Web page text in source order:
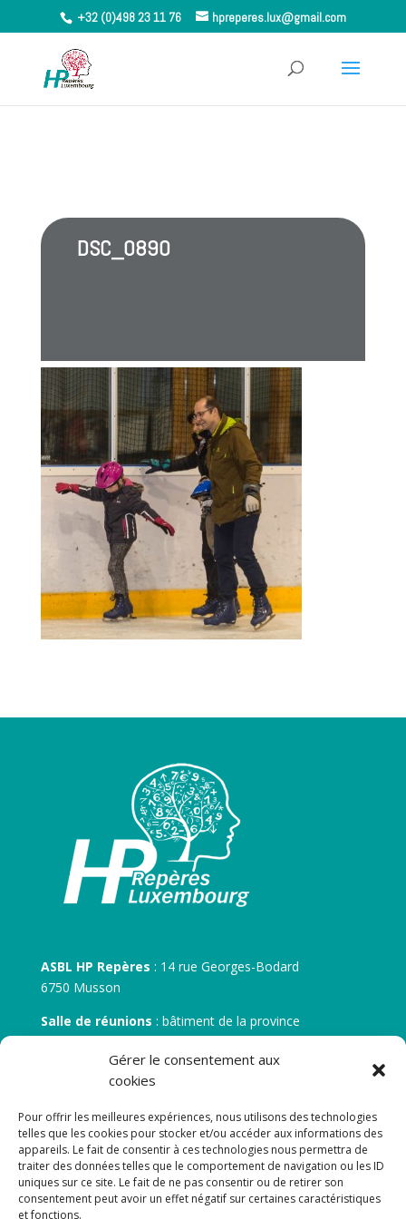
Gérer le consentement aux
cookies
Pour offrir les meilleures expériences, nous utilisons des technologies
telles que les cookies pour stocker et/ou accéder aux informations des
appareils. Le fait de consentir à ces technologies nous permettra de
traiter des données telles que le comportement de navigation ou les ID
uniques sur ce site. Le fait de ne pas consentir ou de retirer son
consentement peut avoir un effet négatif sur certaines caractéristiques
et fonctions.
+32 (0)498 23 11 76 hpreperes.lux@gmail.com
DSC_0890
ASBL HP Repères : 14 rue Georges-Bodard
6750 Musson
Salle de réunions : bâtiment de la province
30 rue Zénobe Gramme – 6700 Arlon
N° d’entreprise :BE 0506.746.707
N° de compte IBAN
: BE 05 7512 0751 5675